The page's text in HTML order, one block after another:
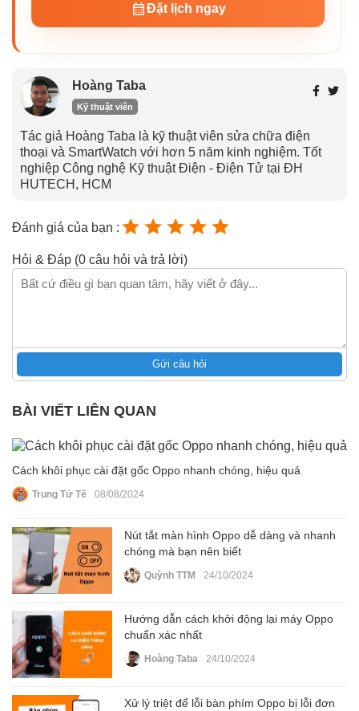
Đặt lịch ngay
Hoàng Taba
Kỹ thuật viên
Tác giả Hoàng Taba là kỹ thuật viên sửa chữa điện
thoại và SmartWatch với hơn 5 năm kinh nghiệm. Tốt
nghiệp Công nghệ Kỹ thuật Điện - Điện Tử tại ĐH
HUTECH, HCM
Đánh giá của bạn :
Hỏi & Đáp (0 câu hỏi và trả lời)
Gửi câu hỏi
BÀI VIẾT LIÊN QUAN
Cách khôi phục cài đặt gốc Oppo nhanh chóng, hiệu quả
Trung Tử Tế 08/08/2024
Nút tắt màn hình Oppo dễ dàng và nhanh
chóng mà bạn nên biết
Quỳnh TTM 24/10/2024
Hướng dẫn cách khởi động lại máy Oppo
chuẩn xác nhất
Hoàng Taba 24/10/2024
Xử lý triệt để lỗi bàn phím Oppo bị lỗi đơn